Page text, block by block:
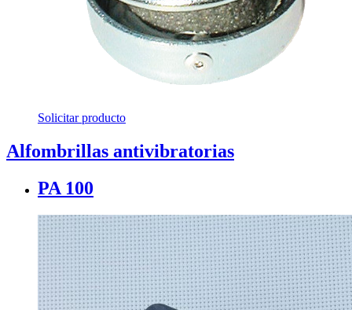
Solicitar producto
Alfombrillas antivibratorias
PA 100